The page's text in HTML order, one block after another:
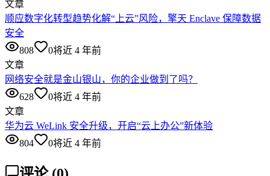
文章
顺应数字化转型趋势化解“上云”风险，擎天 Enclave 保障数据
安全
808
0将近 4 年前
文章
网络安全就是金山银山，你的企业做到了吗？
628
0将近 4 年前
文章
华为云 WeLink 安全升级，开启“云上办公”新体验
804
0将近 4 年前